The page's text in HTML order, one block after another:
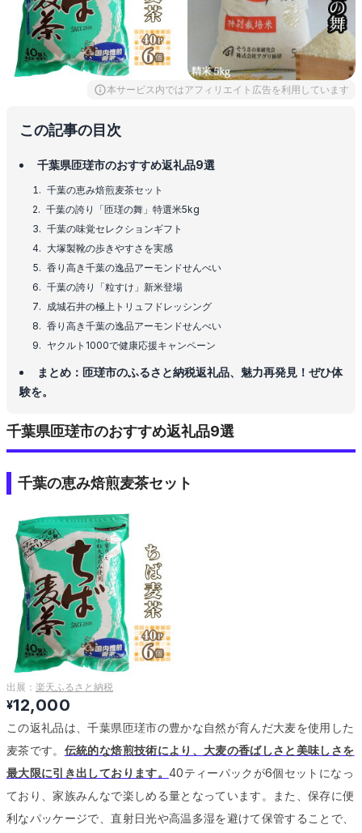
本サービス内ではアフィリエイト広告を利用しています
この記事の目次
千葉県匝瑳市のおすすめ返礼品9選
千葉の恵み焙煎麦茶セット
千葉の誇り「匝瑳の舞」特選米5kg
千葉の味覚セレクションギフト
大塚製靴の歩きやすさを実感
香り高き千葉の逸品アーモンドせんべい
千葉の誇り「粒すけ」新米登場
成城石井の極上トリュフドレッシング
香り高き千葉の逸品アーモンドせんべい
ヤクルト1000で健康応援キャンペーン
まとめ：匝瑳市のふるさと納税返礼品、魅力再発見！ぜひ体
験を。
千葉県匝瑳市のおすすめ返礼品9選
千葉の恵み焙煎麦茶セット
出展： 楽天ふるさと納税
¥12,000
この返礼品は、千葉県匝瑳市の豊かな自然が育んだ大麦を使用した
麦茶です。 伝統的な焙煎技術により、大麦の香ばしさと美味しさを
最大限に引き出しております。 40ティーパックが6個セットになっ
ており、家族みんなで楽しめる量となっています。
また、保存に便
利なパッケージで、直射日光や高温多湿を避けて保管することで、